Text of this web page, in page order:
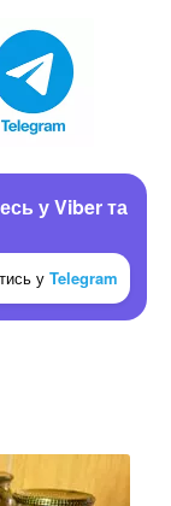
у Viber та
у Telegram